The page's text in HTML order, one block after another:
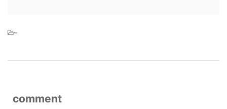
-
comment